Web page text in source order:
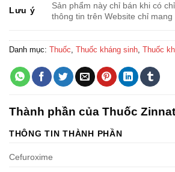
Lưu ý
Sản phẩm này chỉ bán khi có
thông tin trên Website chỉ mang
Danh mục: Thuốc Thuốc kháng sinh Thuốc
Thành phần của Thuốc
THÔNG TIN THÀNH PHẦN
Cefuroxime